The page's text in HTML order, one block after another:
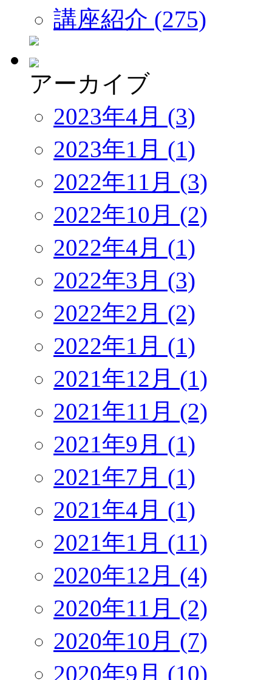
講座紹介 (275)
アーカイブ
2023年4月 (3)
2023年1月 (1)
2022年11月 (3)
2022年10月 (2)
2022年4月 (1)
2022年3月 (3)
2022年2月 (2)
2022年1月 (1)
2021年12月 (1)
2021年11月 (2)
2021年9月 (1)
2021年7月 (1)
2021年4月 (1)
2021年1月 (11)
2020年12月 (4)
2020年11月 (2)
2020年10月 (7)
2020年9月 (10)